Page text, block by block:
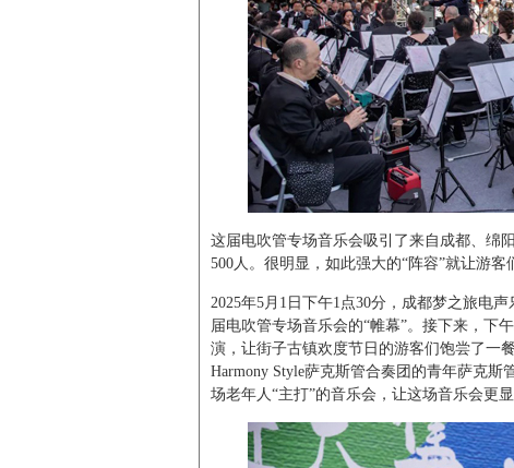
这届电吹管专场音乐会吸引了来自成都、绵
500人。很明显，如此强大的“阵容”就让游
2025年5月1日下午1点30分，成都梦之旅电
届电吹管专场音乐会的“帷幕”。接下来，下
演，让街子古镇欢度节日的游客们饱尝了一
Harmony Style萨克斯管合奏团的青年萨克
场老年人“主打”的音乐会，让这场音乐会更显